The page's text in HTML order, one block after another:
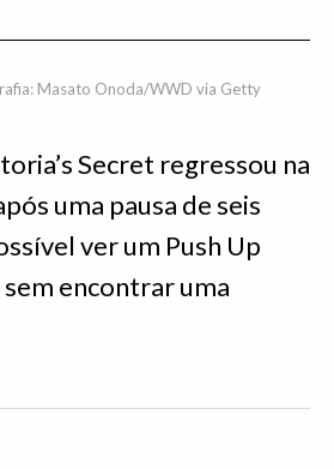
Masato Onoda/WWD via Getty
Secret regressou na
uma pausa de seis
ver um Push Up
encontrar uma